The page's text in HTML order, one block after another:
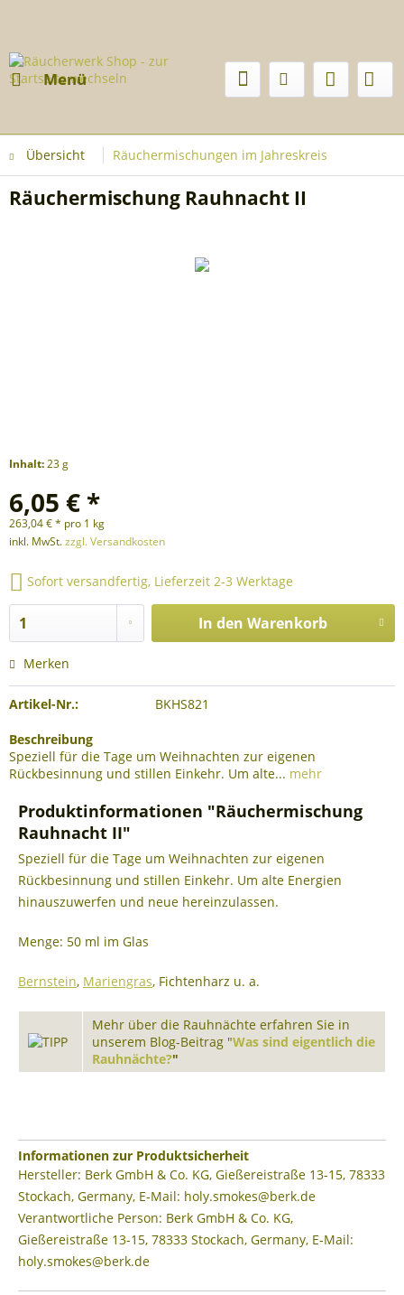
Menü
Übersicht Räuchermischungen im Jahreskreis
Räuchermischung Rauhnacht II
Inhalt:23 g
6,05 € *
263,04 € * pro 1 kg
inkl. MwSt.zzgl. Versandkosten
Sofort versandfertig, Lieferzeit 2-3 Werktage
In den Warenkorb
Merken
Artikel-Nr.: BKHS821
Beschreibung
Speziell für die Tage um Weihnachten zur eigenen
Rückbesinnung und stillen Einkehr. Um alte... mehr
Produktinformationen "Räuchermischung
Rauhnacht II"
Speziell für die Tage um Weihnachten zur eigenen
Rückbesinnung und stillen Einkehr. Um alte Energien
hinauszuwerfen und neue hereinzulassen.
Menge: 50 ml im Glas
Bernstein, Mariengras, Fichtenharz u. a.
Mehr über die Rauhnächte erfahren Sie in
unserem Blog-Beitrag "Was sind eigentlich die
Rauhnächte?"
Informationen zur Produktsicherheit
Hersteller: Berk GmbH & Co. KG, Gießereistraße 13-15, 78333
Stockach, Germany, E-Mail: holy.smokes@berk.de
Verantwortliche Person: Berk GmbH & Co. KG,
Gießereistraße 13-15, 78333 Stockach, Germany, E-Mail:
holy.smokes@berk.de